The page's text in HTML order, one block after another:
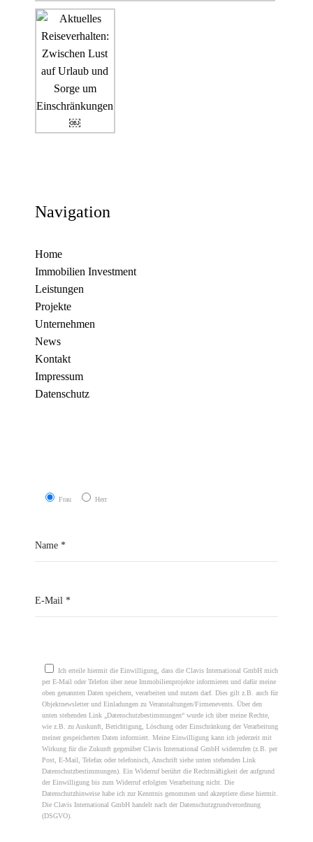
Navigation
Home
Immobilien Investment
Leistungen
Projekte
Unternehmen
News
Kontakt
Impressum
Datenschutz
Frau Herr
Ich erteile hiermit die Einwilligung, dass die Clavis International GmbH mich
per E-Mail oder Telefon über neue Immobilienprojekte informieren und dafür meine
oben genannten Daten speichern, verarbeiten und nutzen darf. Dies gilt z.B. auch für
Objektnewsletter und Einladungen zu Veranstaltungen/Firmenevents. Über den
unten stehenden Link „Datenschutzbestimmungen“ wurde ich über meine Rechte,
wie z.B. zu Auskunft, Berichtigung, Löschung oder Einschränkung der Verarbeitung
meiner gespeicherten Daten informiert. Meine Einwilligung kann ich jederzeit mit
Wirkung für die Zukunft gegenüber Clavis International GmbH widerrufen (z.B. per
Post, E-Mail, Telefax oder telefonisch, Anschrift siehe unten stehenden Link
Datenschutzbestimmungen). Ein Widerruf berührt die Rechtmäßigkeit der aufgrund
der Einwilligung bis zum Widerruf erfolgten Verarbeitung nicht. Die
Datenschutzhinweise habe ich zur Kenntnis genommen und akzeptiere diese hiermit.
Die Clavis International GmbH handelt nach der Datenschutzgrundverordnung
(DSGVO).